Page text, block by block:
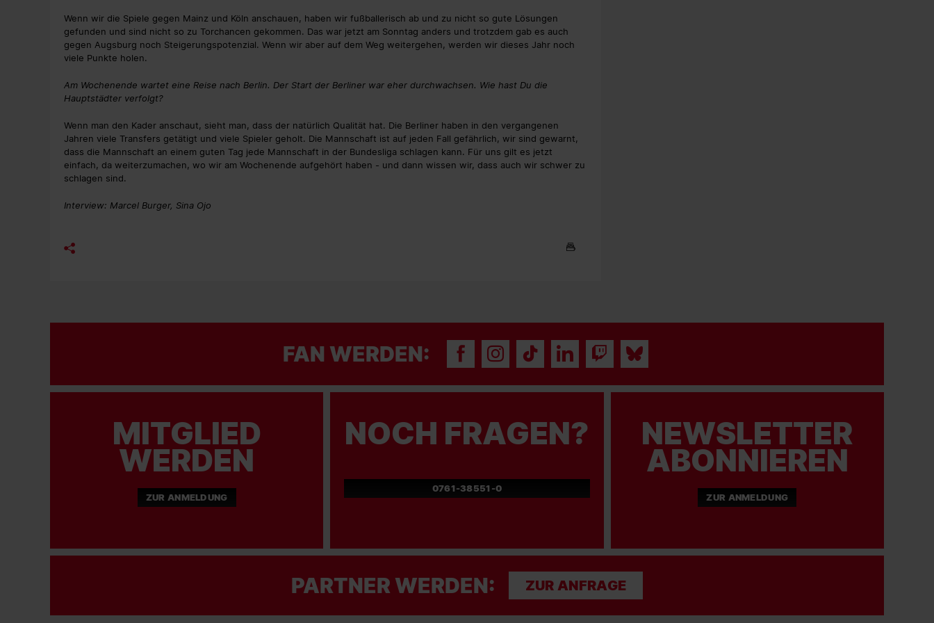
Wenn wir die Spiele gegen Mainz und Köln anschauen, haben wir fußballerisch ab und zu nicht so gute Lösungen
gefunden und sind nicht so zu Torchancen gekommen. Das war jetzt am Sonntag anders und trotzdem gab es auch
gegen Augsburg noch Steigerungspotenzial. Wenn wir aber auf dem Weg weitergehen, werden wir dieses Jahr noch
viele Punkte holen.
Am Wochenende wartet eine Reise nach Berlin. Der Start der Berliner war eher durchwachsen. Wie hast Du die
Hauptstädter verfolgt?
Wenn man den Kader anschaut, sieht man, dass der natürlich Qualität hat. Die Berliner haben in den vergangenen
Jahren viele Transfers getätigt und viele Spieler geholt. Die Mannschaft ist auf jeden Fall gefährlich, wir sind gewarnt,
dass die Mannschaft an einem guten Tag jede Mannschaft in der Bundesliga schlagen kann. Für uns gilt es jetzt
einfach, da weiterzumachen, wo wir am Wochenende aufgehört haben - und dann wissen wir, dass auch wir schwer zu
schlagen sind.
Interview: Marcel Burger, Sina Ojo
FAN WERDEN:
MITGLIED
WERDEN
ZUR ANMELDUNG
NOCH FRAGEN?
0761-38551-0
NEWSLETTER
ABONNIEREN
ZUR ANMELDUNG
PARTNER WERDEN: ZUR ANFRAGE